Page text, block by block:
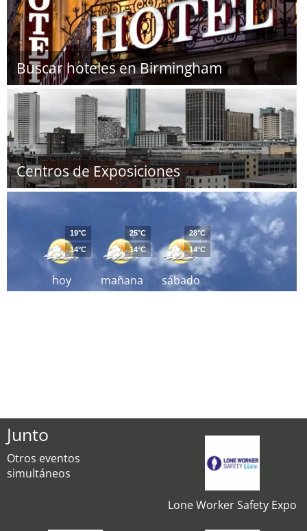
Buscar hoteles en Birmingham
Centros de Exposiciones
hoy
19°C
14°C
mañana
25°C
14°C
sábado
28°C
14°C
Junto
Otros eventos
simultáneos
Lone Worker Safety Expo